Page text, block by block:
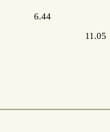
6.44
11.05